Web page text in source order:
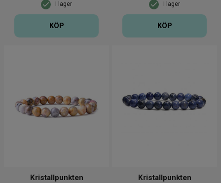
I lager
KÖP
I lager
KÖP
Kristallpunkten Kristallpunkten